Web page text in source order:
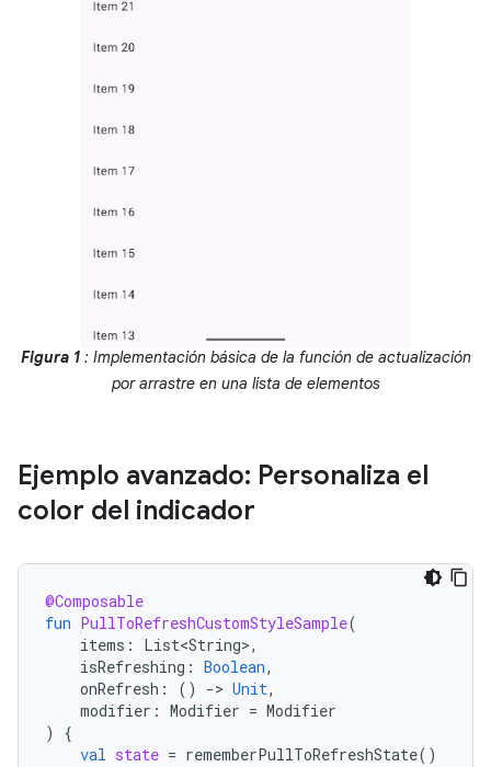
Figura 1: Implementación básica de la función de actualización
por arrastre en una lista de elementos
Ejemplo avanzado: Personaliza el
color del indicador
@Composable
fun PullToRefreshCustomStyleSample(
items : List<String>,
isRefreshing : Boolean,
onRefresh : () -> Unit,
modifier : Modifier = Modifier
)
{
val state = rememberPullToRefreshState()